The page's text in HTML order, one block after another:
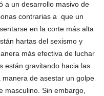
a un desarrollo masivo de
contrarias a que un
en la corte más alta
hartas del sexismo y
más efectiva de luchar
están gravitando hacia las
de asestar un golpe
Sin embargo,